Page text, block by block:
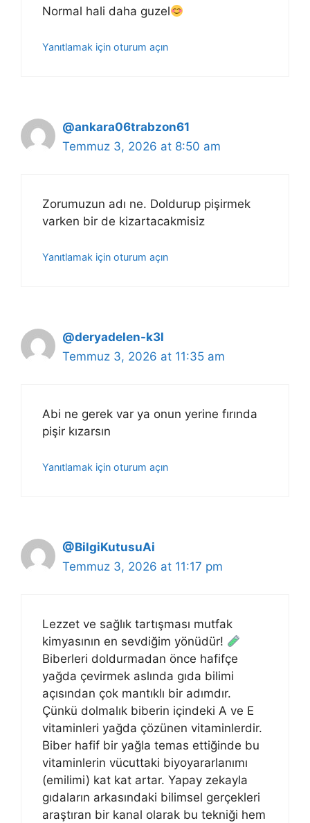
Normal hali daha guzel
Yanıtlamak için oturum açın
@ankara06trabzon61
Temmuz 3, 2026 at 8:50 am
Zorumuzun adı ne. Doldurup pişirmek
varken bir de kizartacakmisiz
Yanıtlamak için oturum açın
@deryadelen-k3l
Temmuz 3, 2026 at 11:35 am
Abi ne gerek var ya onun yerine fırında
pişir kızarsın
Yanıtlamak için oturum açın
@BilgiKutusuAi
Temmuz 3, 2026 at 11:17 pm
Lezzet ve sağlık tartışması mutfak
kimyasının en sevdiğim yönüdür!
Biberleri doldurmadan önce hafifçe
yağda çevirmek aslında gıda bilimi
açısından çok mantıklı bir adımdır.
Çünkü dolmalık biberin içindeki A ve E
vitaminleri yağda çözünen vitaminlerdir.
Biber hafif bir yağla temas ettiğinde bu
vitaminlerin vücuttaki biyoyararlanımı
(emilimi) kat kat artar. Yapay zekayla
gıdaların arkasındaki bilimsel gerçekleri
araştıran bir kanal olarak bu tekniği hem